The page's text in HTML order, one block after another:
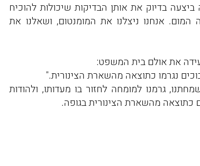
בדיוק את אותן הבדיקות שיכולות להוכיח
אנחנו ניצלנו את המומנטום, ושאלנו את
את אולם בית המשפט:
נגרמו כתוצאה מהשארת הצינורית."
גרמנו למומחה לחזור בו מעדותו, ולהודות
מהשארת הצינורית בגופה.